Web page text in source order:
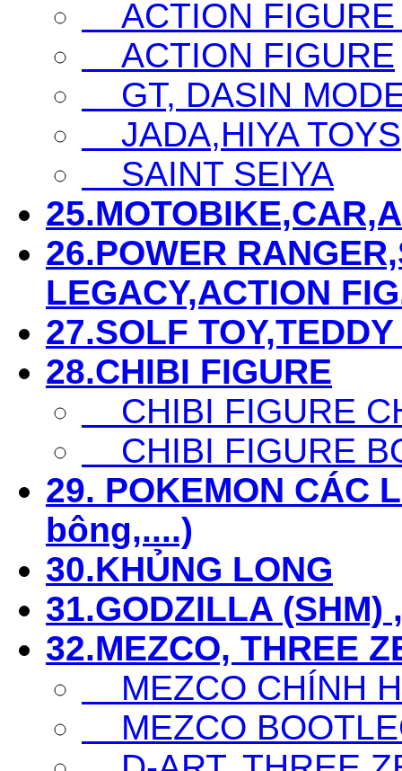
ACTION
ACTION FIGURE
GT, DASIN
JADA,HIYA TOYS
SAINT SEIYA
26.POWER
LEGACY,ACTION
27.SOLF
28.CHIBI FIGURE
CHIBI FIGURE
CHIBI FIGURE
29. POKEMON CÁC
bông,....)
30.KHỦNG LONG
31.GODZILLA (SHM)
32.MEZCO, THREE
MEZCO CHÍNH
MEZCO